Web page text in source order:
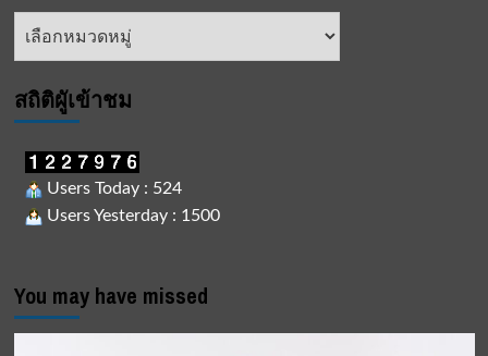
หัวข้อ
สถิติผูัเข้าชม
Users Today : 524
Users Yesterday : 1500
You may have missed